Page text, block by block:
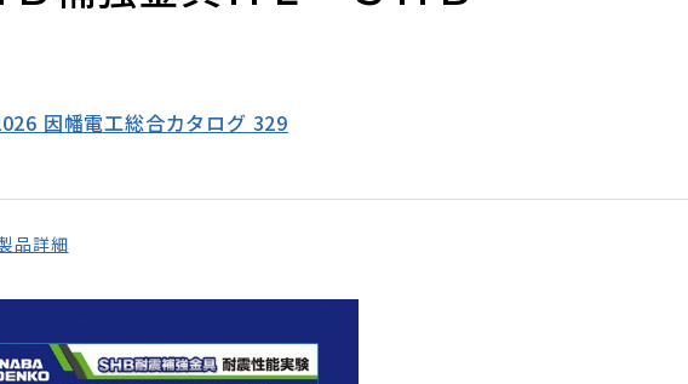
因幡電工総合カタログ 329
品詳細